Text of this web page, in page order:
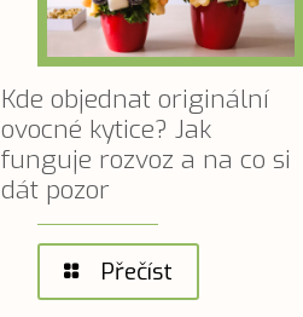
Kde objednat originální
ovocné kytice? Jak
funguje rozvoz a na co si
dát pozor
Přečíst